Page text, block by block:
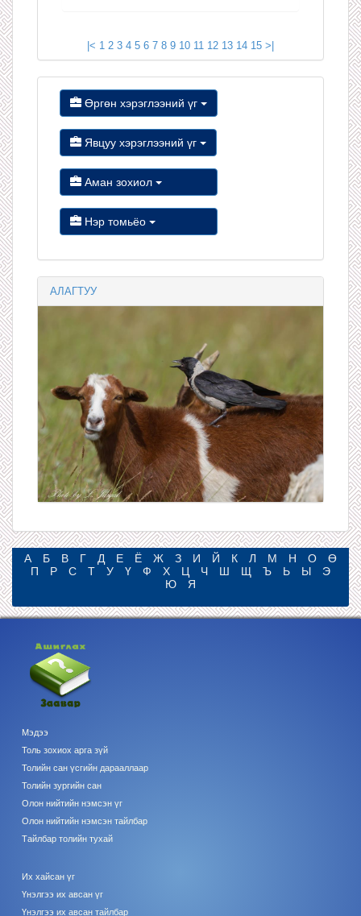
|< 1 2 3 4 5 6 7 8 9 10 11 12 13 14 15 >|
Өргөн хэрэглээний үг
Явцуу хэрэглээний үг
Аман зохиол
Нэр томьёо
АЛАГТУУ
А Б В Г Д Е Ё Ж З И Й К Л М Н О
Ө
П
Р С Т У Ү Ф Х Ц Ч Ш Щ Ъ Ь Ы
Э
Ю
Я
Мэдээ
Толь зохиох арга зүй
Толийн сан үсгийн дарааллаар
Толийн зургийн сан
Олон нийтийн нэмсэн үг
Олон нийтийн нэмсэн тайлбар
Тайлбар толийн тухай
Их хайсан үг
Үнэлгээ их авсан үг
Үнэлгээ их авсан тайлбар